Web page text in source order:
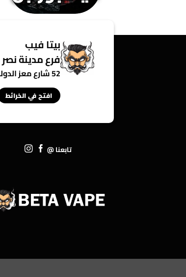
بيتا فيب
فرع مدينة نصر
52 شارع معز الدولة - مدينة نصر - القاهرة - مصر
افتح في الخرائط
تابعنا @